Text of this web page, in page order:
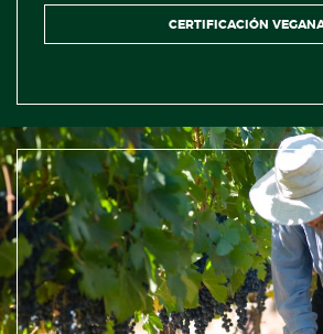
CERTIFICACIÓN